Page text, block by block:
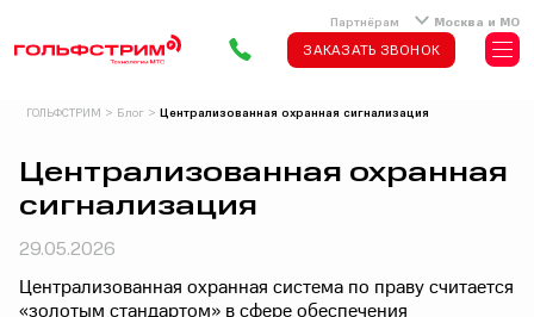
Партнёрам Москва и МО
ЗАКАЗАТЬ ЗВОНОК
ГОЛЬФСТРИМ > Блог >Централизованная охранная сигнализация
Централизованная охранная
сигнализация
29.05.2026
Централизованная охранная система по праву считается
«золотым стандартом» в сфере обеспечения